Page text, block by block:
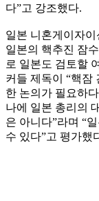
다”고 강조했다.
일본 니혼게이자이
일본의 핵추진 잠
로 일본도 검토할
커들 제독이 “핵잠
한 논의가 필요하
나에 일본 총리의
은 아니다”라며 “
수 있다”고 평가했